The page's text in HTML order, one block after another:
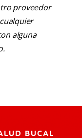
proveedor
alguna
BUCAL